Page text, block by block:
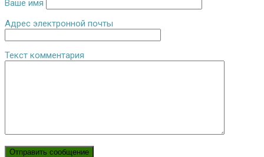
Ваше имя
Адрес электронной почты
Текст комментария